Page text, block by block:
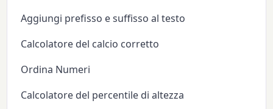
Aggiungi prefisso e suffisso al testo
Calcolatore del calcio corretto
Ordina Numeri
Calcolatore del percentile di altezza